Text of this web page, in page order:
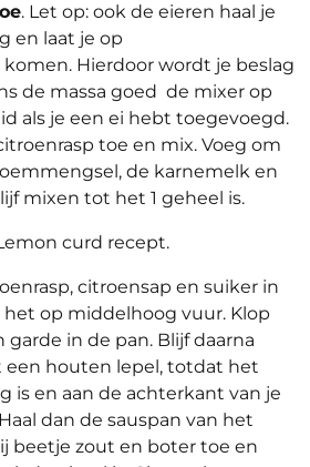
. Let op: ook de eieren haal je
en laat je op
Hierdoor wordt je beslag
de massa goed de mixer op
als je een ei hebt toegevoegd.
toe en mix. Voeg om
de karnemelk en
mixen tot het 1 geheel is.
curd recept.
citroensap en suiker in
het op middelhoog vuur. Klop
in de pan. Blijf daarna
houten lepel, totdat het
is en aan de achterkant van je
dan de sauspan van het
beetje zout en boter toe en